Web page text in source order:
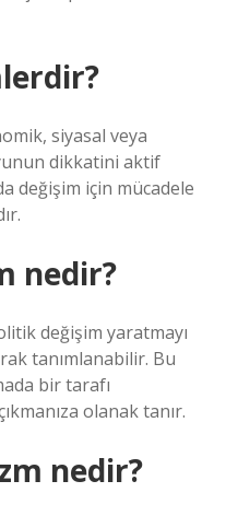
siyasal veya
dikkatini aktif
değişim için mücadele
nedir?
değişim yaratmayı
tanımlanabilir. Bu
bir tarafı
olanak tanır.
nedir?